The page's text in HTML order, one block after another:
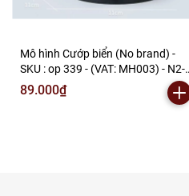
Mô hình Cướp biển (No brand) -
SKU : op 339 - (VAT: MH003) - N2-
F1-S19
89.000₫